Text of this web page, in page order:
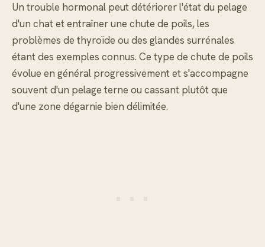
Un trouble hormonal peut détériorer l'état du pelage
d'un chat et entraîner une chute de poils, les
problèmes de thyroïde ou des glandes surrénales
étant des exemples connus. Ce type de chute de poils
évolue en général progressivement et s'accompagne
souvent d'un pelage terne ou cassant plutôt que
d'une zone dégarnie bien délimitée.